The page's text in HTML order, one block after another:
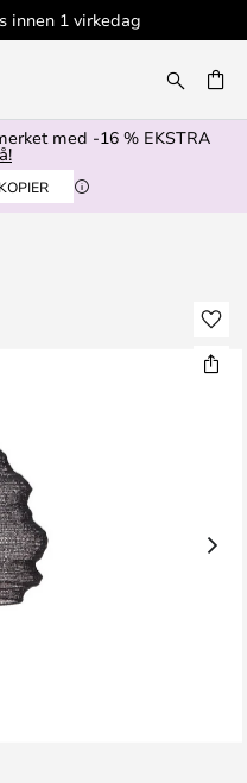
innen 1 virkedag
med -16 % EKSTRA
KOPIER